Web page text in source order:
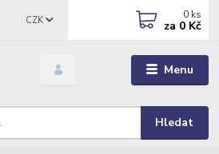
Menu
CZK
Hledat
0 ks
za 0 Kč